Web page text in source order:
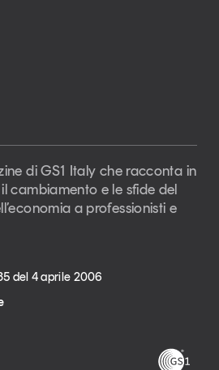
di GS1 Italy che racconta in
cambiamento e le sfide del
a professionisti e
del 4 aprile 2006